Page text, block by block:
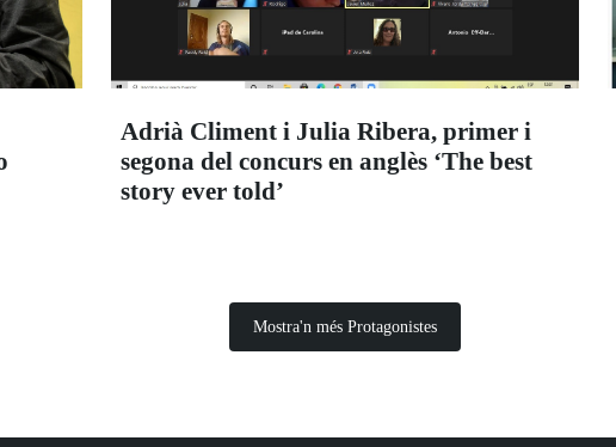
Adrià Climent i Julia Ribera, primer i
segona del concurs en anglès ‘The best
story ever told’
Mostra'n més Protagonistes